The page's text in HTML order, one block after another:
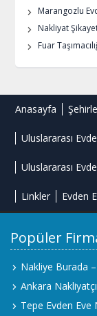
Marangozlu
Nakliyat
Fuar
Anasayfa
Uluslararası
Uluslararası
Linkler Evden
Popüler
Nakliye Burada
Ankara
Tepe Evden Eve